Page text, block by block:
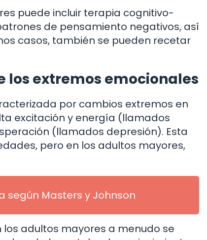
puede incluir terapia cognitivo-
de pensamiento negativos, así
casos, también se pueden recetar
extremos emocionales
por cambios extremos en
excitación y energía (llamados
(llamados depresión). Esta
pero en los adultos mayores,
según Masters y Johnson
adultos mayores a menudo se